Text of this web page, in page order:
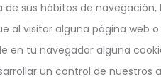
sus hábitos de
visitar alguna página web
en tu navegador alguna
un control de nuestros